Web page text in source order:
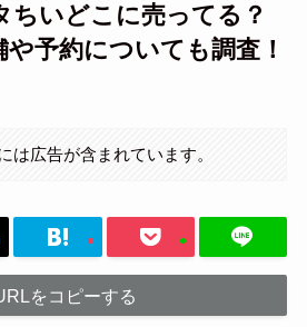
ちいどこに売ってる？
や予約についても調査！
は広告が含まれています。
をコピーする